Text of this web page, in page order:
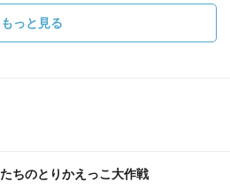
もっと見る
ちのとりかえっこ大作戦